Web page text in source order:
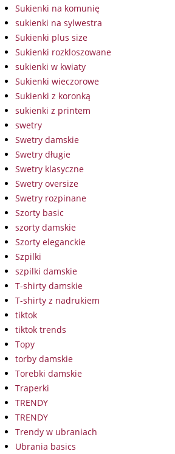
Sukienki na komunię
sukienki na sylwestra
Sukienki plus size
Sukienki rozkloszowane
sukienki w kwiaty
Sukienki wieczorowe
Sukienki z koronką
sukienki z printem
swetry
Swetry damskie
Swetry długie
Swetry klasyczne
Swetry oversize
Swetry rozpinane
Szorty basic
szorty damskie
Szorty eleganckie
Szpilki
szpilki damskie
T-shirty damskie
T-shirty z nadrukiem
tiktok
tiktok trends
Topy
torby damskie
Torebki damskie
Traperki
TRENDY
TRENDY
Trendy w ubraniach
Ubrania basics